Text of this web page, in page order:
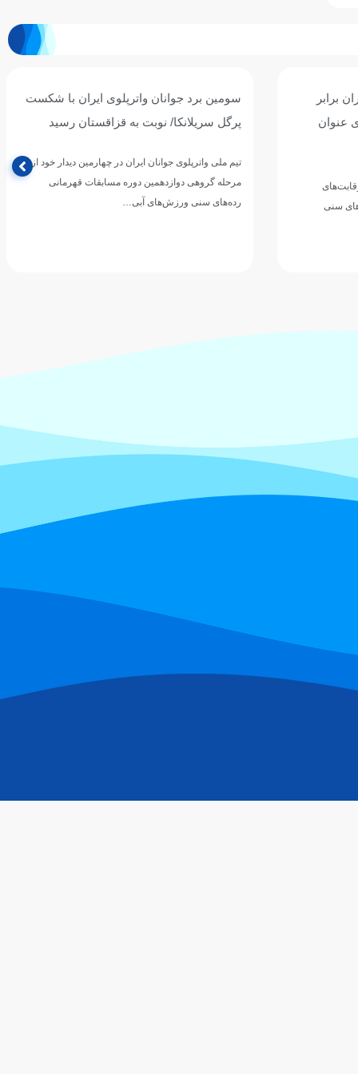
برابر
عنوان
سنی
سومین برد جوانان واترپلوی ایران با شکست
پرگل سریلانکا/ نوبت به قزاقستان رسید
تیم ملی واترپلوی جوانان ایران در چهارمین دیدار خود از
مرحله گروهی دوازدهمین دوره مسابقات قهرمانی
رده‌های سنی ورزش‌های آبی…